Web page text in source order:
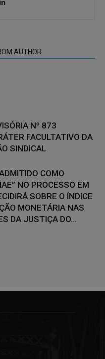
AUTHOR
Nº 873
FACULTATIVO DA
SINDICAL
COMO
NO PROCESSO EM
SOBRE O ÍNDICE
MONETÁRIA NAS
DA JUSTIÇA DO...